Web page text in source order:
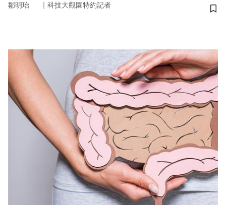
鄒明珆 ｜ 科技大觀園特約記者
儲